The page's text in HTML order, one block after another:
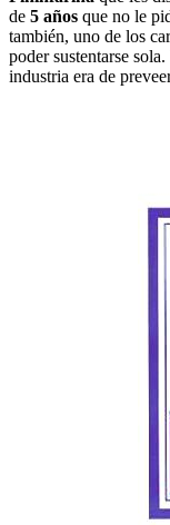
de 5 años que no le
también, uno de los
poder sustentarse
industria era de